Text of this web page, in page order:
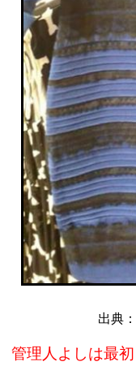
出典
管理人よしは最